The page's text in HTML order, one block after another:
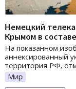
Немецкий
Крымом в
На показанном
аннексированный
территория РФ,
Мир